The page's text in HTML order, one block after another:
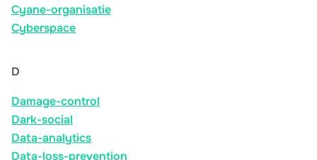
Cyane-organisatie
Cyberspace
D
Damage-control
Dark-social
Data-analytics
Data-loss-prevention